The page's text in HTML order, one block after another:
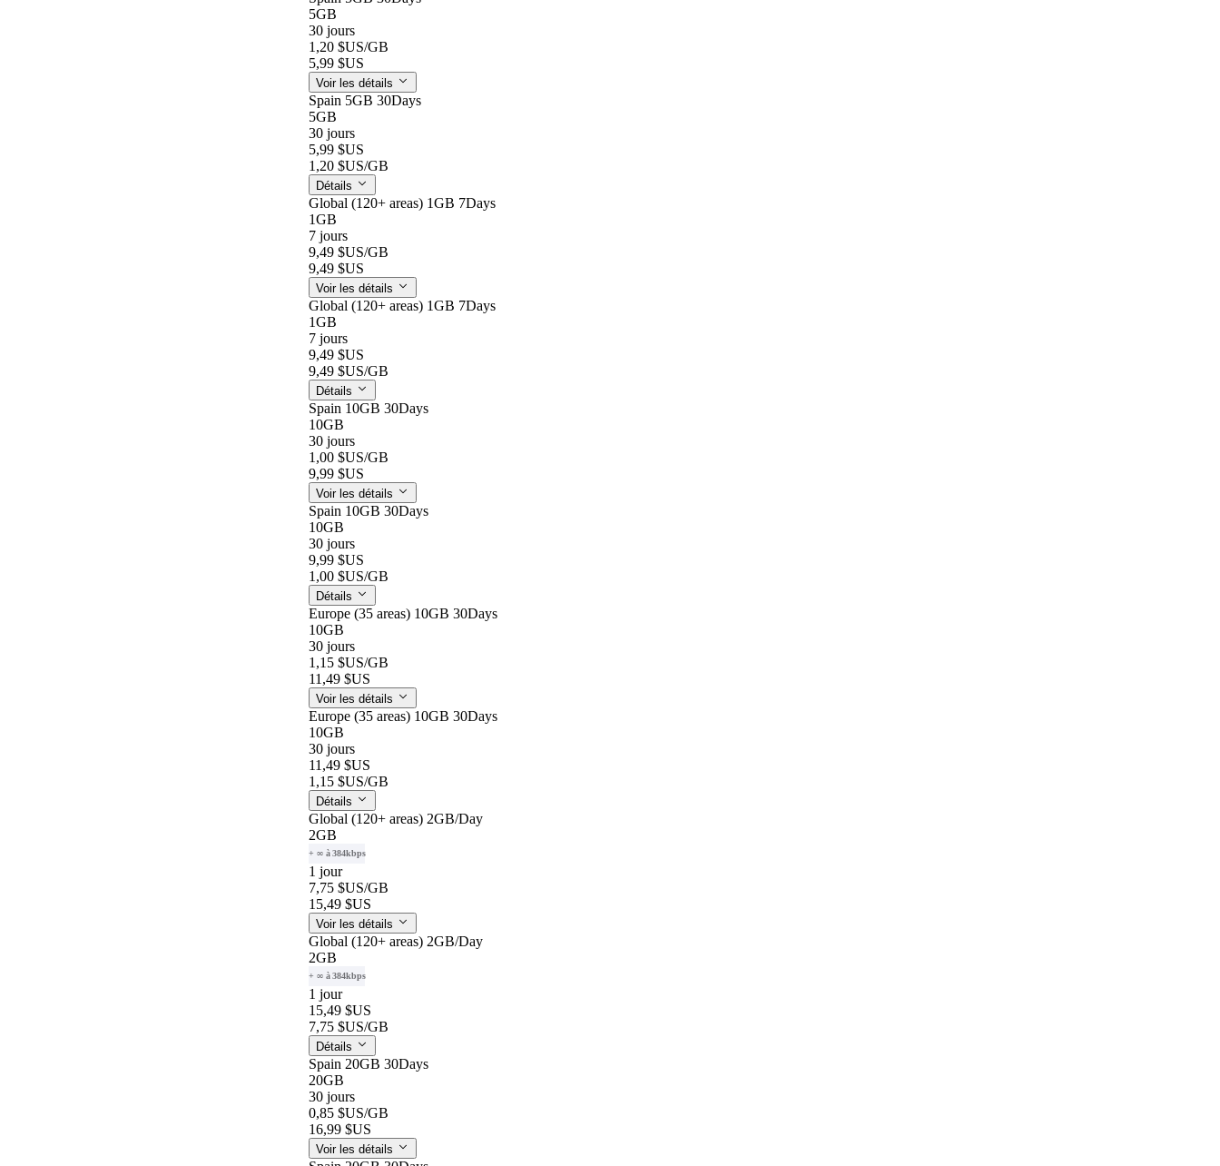
5GB
30 jours
1,20 $US/GB
5,99 $US
Voir les détails
Spain 5GB 30Days
5GB
30 jours
5,99 $US
1,20 $US/GB
Détails
Global (120+ areas) 1GB 7Days
1GB
7 jours
9,49 $US/GB
9,49 $US
Voir les détails
Global (120+ areas) 1GB 7Days
1GB
7 jours
9,49 $US
9,49 $US/GB
Détails
Spain 10GB 30Days
10GB
30 jours
1,00 $US/GB
9,99 $US
Voir les détails
Spain 10GB 30Days
10GB
30 jours
9,99 $US
1,00 $US/GB
Détails
Europe (35 areas) 10GB 30Days
10GB
30 jours
1,15 $US/GB
11,49 $US
Voir les détails
Europe (35 areas) 10GB 30Days
10GB
30 jours
11,49 $US
1,15 $US/GB
Détails
Global (120+ areas) 2GB/Day
2GB
+ ∞ à 384kbps
1 jour
7,75 $US/GB
15,49 $US
Voir les détails
Global (120+ areas) 2GB/Day
2GB
+ ∞ à 384kbps
1 jour
15,49 $US
7,75 $US/GB
Détails
Spain 20GB 30Days
20GB
30 jours
0,85 $US/GB
16,99 $US
Voir les détails